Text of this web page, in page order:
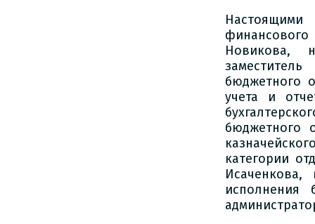
Настоящими
Новикова,
бюджетного
учета и
бюджетного
категории
Исаченкова,
исполнения